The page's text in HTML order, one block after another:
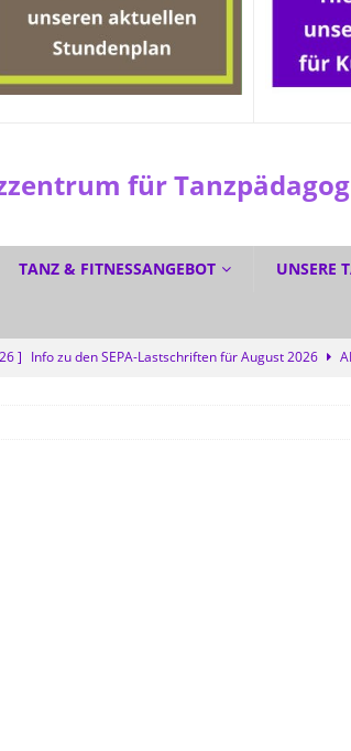
für
TANZ & FITNESSANGEBOT UNSERE
] Info zu den SEPA-Lastschriften für August 2026